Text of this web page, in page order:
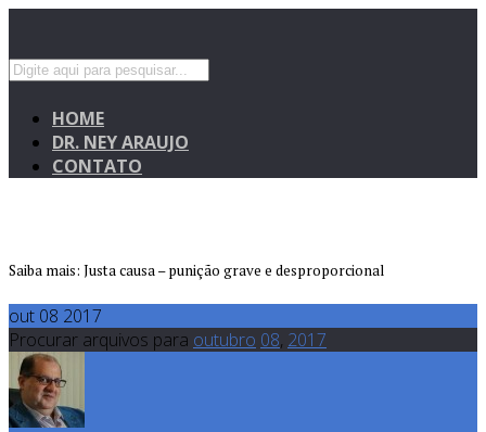
HOME
DR. NEY ARAUJO
CONTATO
Saiba mais: Justa causa – punição grave e desproporcional
out 08 2017
Procurar arquivos para outubro 08, 2017